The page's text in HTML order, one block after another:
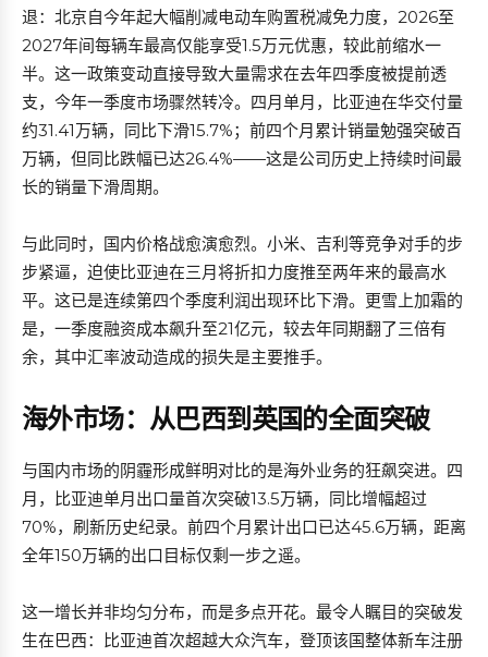
退：北京自今年起大幅削减电动车购置税减免力度，2026至
2027年间每辆车最高仅能享受1.5万元优惠，较此前缩水一
半。这一政策变动直接导致大量需求在去年四季度被提前透
支，今年一季度市场骤然转冷。四月单月，比亚迪在华交付量
约31.41万辆，同比下滑15.7%；前四个月累计销量勉强突破百
万辆，但同比跌幅已达26.4%——这是公司历史上持续时间最
长的销量下滑周期。
与此同时，国内价格战愈演愈烈。小米、吉利等竞争对手的步
步紧逼，迫使比亚迪在三月将折扣力度推至两年来的最高水
平。这已是连续第四个季度利润出现环比下滑。更雪上加霜的
是，一季度融资成本飙升至21亿元，较去年同期翻了三倍有
余，其中汇率波动造成的损失是主要推手。
海外市场：从巴西到英国的全面突破
与国内市场的阴霾形成鲜明对比的是海外业务的狂飙突进。四
月，比亚迪单月出口量首次突破13.5万辆，同比增幅超过
70%，刷新历史纪录。前四个月累计出口已达45.6万辆，距离
全年150万辆的出口目标仅剩一步之遥。
这一增长并非均匀分布，而是多点开花。最令人瞩目的突破发
生在巴西：比亚迪首次超越大众汽车，登顶该国整体新车注册